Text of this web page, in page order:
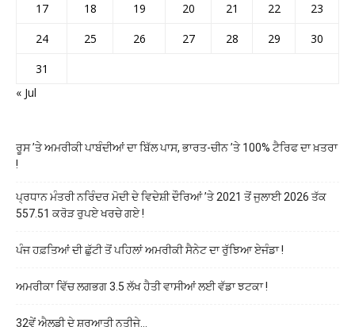
17
18 19 20 21 22
23
24
25 26 27 28 29
30
31
« Jul
ਰੂਸ ’ਤੇ ਅਮਰੀਕੀ ਪਾਬੰਦੀਆਂ ਦਾ ਬਿੱਲ ਪਾਸ, ਭਾਰਤ-ਚੀਨ ’ਤੇ 100% ਟੈਰਿਫ ਦਾ ਖ਼ਤਰਾ
!
ਪ੍ਰਧਾਨ ਮੰਤਰੀ ਨਰਿੰਦਰ ਮੋਦੀ ਦੇ ਵਿਦੇਸ਼ੀ ਦੌਰਿਆਂ ’ਤੇ 2021 ਤੋਂ ਜੁਲਾਈ 2026 ਤੱਕ
557.51 ਕਰੋੜ ਰੁਪਏ ਖਰਚੇ ਗਏ !
ਪੰਜ ਹਫ਼ਤਿਆਂ ਦੀ ਛੁੱਟੀ ਤੋਂ ਪਹਿਲਾਂ ਅਮਰੀਕੀ ਸੈਨੇਟ ਦਾ ਰੁੱਝਿਆ ਏਜੰਡਾ !
ਅਮਰੀਕਾ ਵਿੱਚ ਲਗਭਗ 3.5 ਲੱਖ ਹੈਤੀ ਵਾਸੀਆਂ ਲਈ ਵੱਡਾ ਝਟਕਾ !
32ਵੇਂ ਐਲਡੀ ਦੇ ਸ਼ੁਰੂਆਤੀ ਨਤੀਜੇ…